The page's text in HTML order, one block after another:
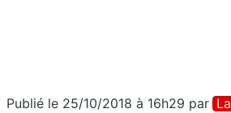
Publié le 25/10/2018 à 16h29 par